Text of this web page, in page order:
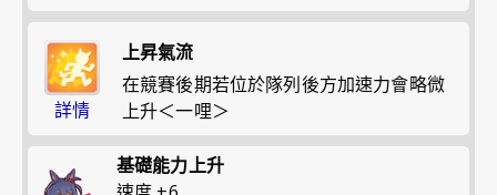
詳情
上昇氣流
在競賽後期若位於隊列後方加速力會略微
上升＜一哩＞
基礎能力上升